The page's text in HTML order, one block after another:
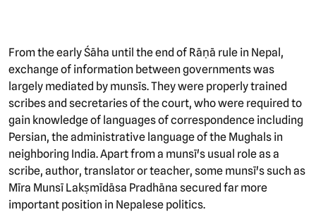
From the early Śāha until the end of Rāṇā rule in Nepal,
exchange of information between governments was
largely mediated by munsīs. They were properly trained
scribes and secretaries of the court, who were required to
gain knowledge of languages of correspondence including
Persian, the administrative language of the Mughals in
neighboring India. Apart from a munsī's usual role as a
scribe, author, translator or teacher, some munsī's such as
Mīra Munsī Lakṣmīdāsa Pradhāna secured far more
important position in Nepalese politics.